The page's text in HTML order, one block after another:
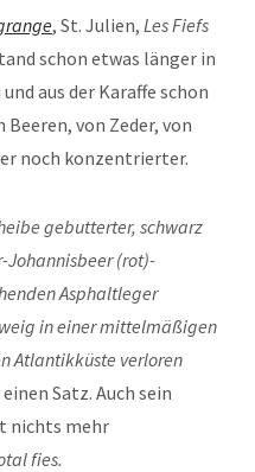
, St. Julien, Les Fiefs
schon etwas länger in
aus der Karaffe schon
von Zeder, von
noch konzentrierter.
gebutterter, schwarz
Johannisbeer (rot)-
Asphaltleger
in einer mittelmäßigen
Atlantikküste verloren
Satz. Auch sein
nichts mehr
fies.